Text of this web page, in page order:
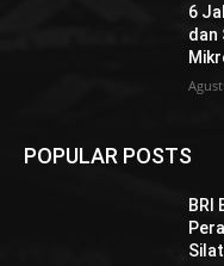
6
dan
POPULAR POSTS
BRI